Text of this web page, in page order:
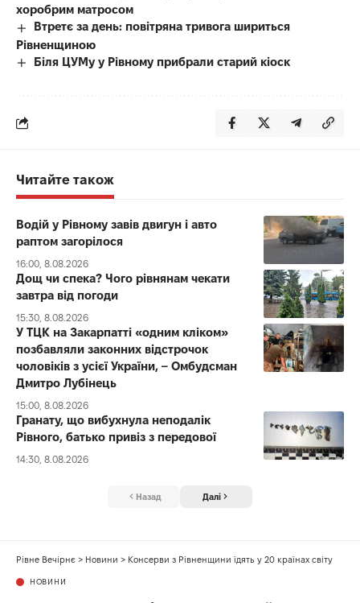
хоробрим матросом
Втретє за день: повітряна тривога шириться
Рівненщиною
Біля ЦУМу у Рівному прибрали старий кіоск
Читайте також
Водій у Рівному завів двигун і авто
раптом загорілося
16:00, 8.08.2026
Дощ чи спека? Чого рівнянам чекати
завтра від погоди
15:30, 8.08.2026
У ТЦК на Закарпатті «одним кліком»
позбавляли законних відстрочок
чоловіків з усієї України, – Омбудсман
Дмитро Лубінець
15:00, 8.08.2026
Гранату, що вибухнула неподалік
Рівного, батько привіз з передової
14:30, 8.08.2026
Назад Далі
Рівне Вечірнє > Новини > Консерви з Рівненщини їдять у 20 країнах світу
НОВИНИ